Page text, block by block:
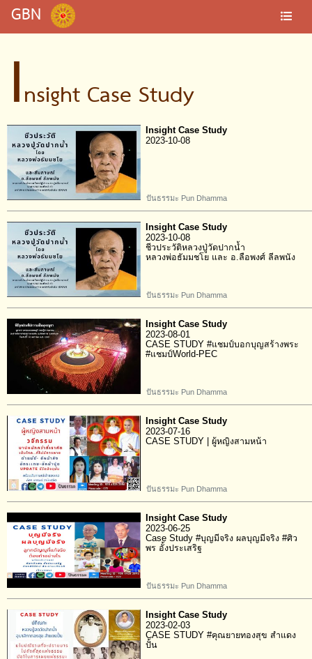
GBN
Insight Case Study
Insight Case Study
2023-10-08
ปันธรรมะ Pun Dhamma
Insight Case Study
2023-10-08
ชีวประวัติหลวงปู่วัดปากน้ำ
หลวงพ่อธัมมชโย และ อ.ลือพงศ์ ลีลพนัง
ปันธรรมะ Pun Dhamma
Insight Case Study
2023-08-01
CASE STUDY #แชมป์บอกบุญสร้างพระ
#แชมป์World-PEC
ปันธรรมะ Pun Dhamma
Insight Case Study
2023-07-16
CASE STUDY | ผู้หญิงสามหน้า
ปันธรรมะ Pun Dhamma
Insight Case Study
2023-06-25
Case Study #บุญมีจริง ผลบุญมีจริง #ศิว
พร อั้งประเสริฐ
ปันธรรมะ Pun Dhamma
Insight Case Study
2023-02-03
CASE STUDY #คุณยายทองสุข สำแดง
ปั้น